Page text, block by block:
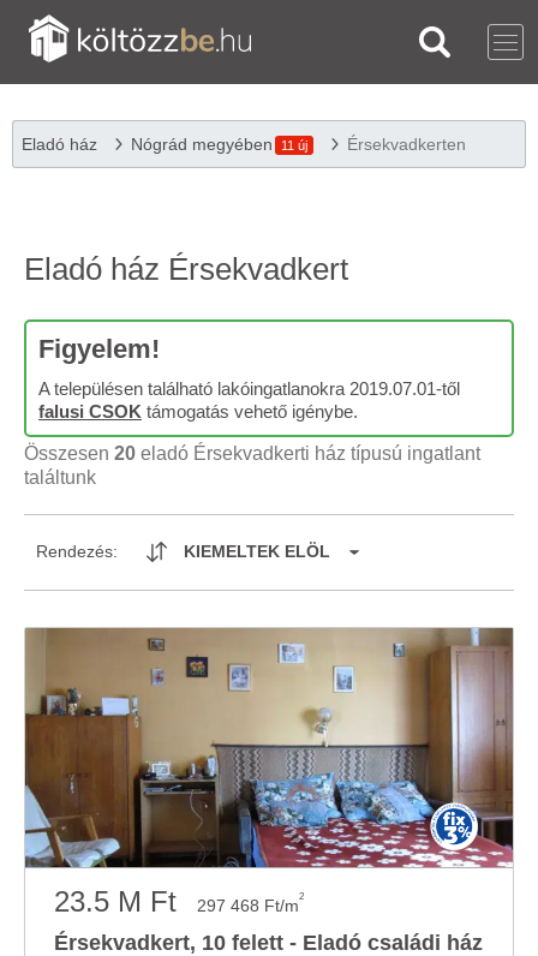
Eladó ház Nógrád megyében 11 új Érsekvadkerten
Eladó ház Érsekvadkert
Figyelem!
A településen található lakóingatlanokra 2019.07.01-től
falusi CSOK támogatás vehető igénybe.
Összesen 20 eladó Érsekvadkerti ház típusú ingatlant
találtunk
Rendezés: KIEMELTEK ELÖL
23.5 M Ft 297 468 Ft/m2
Érsekvadkert, 10 felett - Eladó családi ház